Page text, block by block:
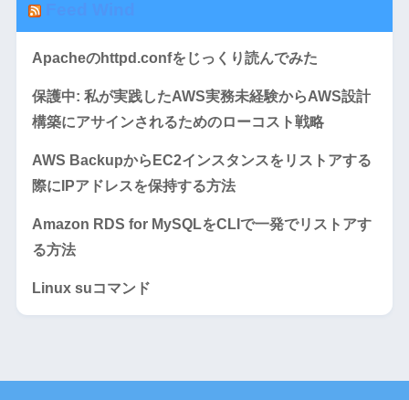
Apacheのhttpd.confをじっくり読んでみた
保護中: 私が実践したAWS実務未経験からAWS設計
構築にアサインされるためのローコスト戦略
AWS BackupからEC2インスタンスをリストアする
際にIPアドレスを保持する方法
Amazon RDS for MySQLをCLIで一発でリストアす
る方法
Linux suコマンド